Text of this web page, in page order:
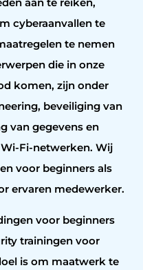
cyberaanvallen te
te nemen
die in onze
komen, zijn onder
beveiliging van
van gegevens en
Fi-netwerken. Wij
voor beginners als
ervaren medewerker.
voor beginners
trainingen voor
is om maatwerk te